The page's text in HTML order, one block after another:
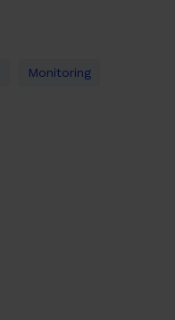
Monitoring